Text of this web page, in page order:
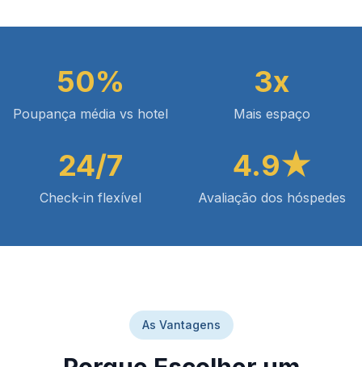
50%
Poupança média vs hotel
3x
Mais espaço
24/7
Check-in flexível
4.9★
Avaliação dos hóspedes
As Vantagens